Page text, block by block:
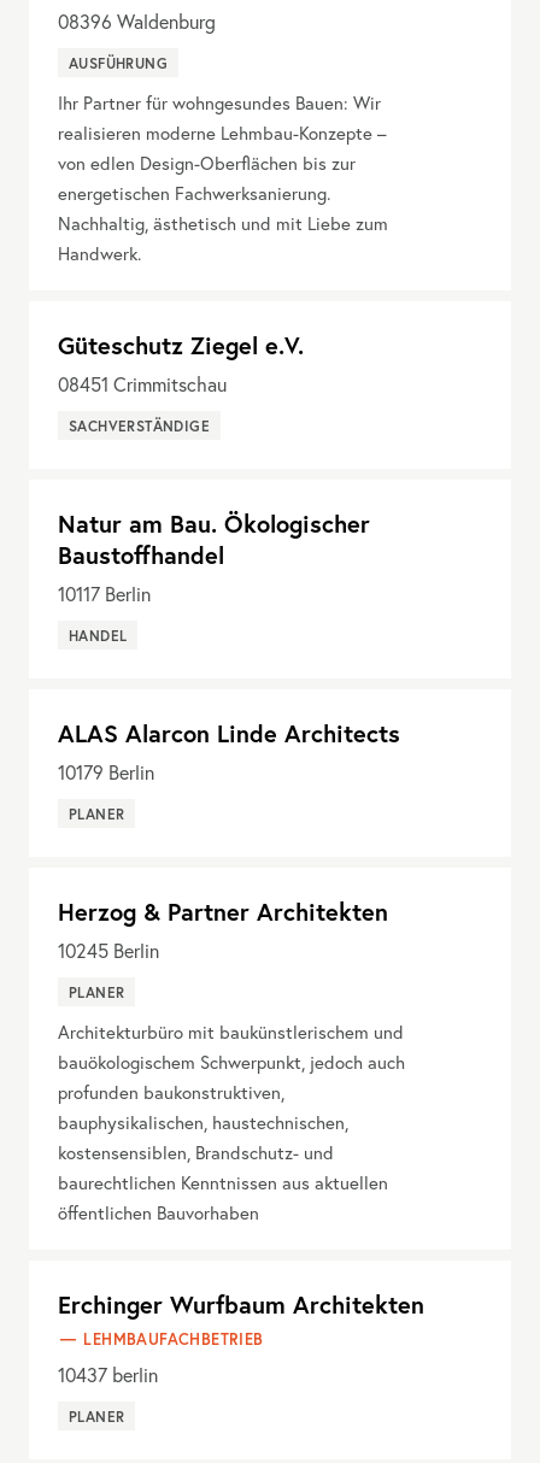
08396 Waldenburg
AUSFÜHRUNG
Ihr Partner für wohngesundes Bauen: Wir
realisieren moderne Lehmbau-Konzepte –
von edlen Design-Oberflächen bis zur
energetischen Fachwerksanierung.
Nachhaltig, ästhetisch und mit Liebe zum
Handwerk.
Güteschutz Ziegel e.V.
08451 Crimmitschau
SACHVERSTÄNDIGE
Natur am Bau. Ökologischer
Baustoffhandel
10117 Berlin
HANDEL
ALAS Alarcon Linde Architects
10179 Berlin
PLANER
Herzog & Partner Architekten
10245 Berlin
PLANER
Architekturbüro mit baukünstlerischem und
bauökologischem Schwerpunkt, jedoch auch
profunden baukonstruktiven,
bauphysikalischen, haustechnischen,
kostensensiblen, Brandschutz- und
baurechtlichen Kenntnissen aus aktuellen
öffentlichen Bauvorhaben
Erchinger Wurfbaum Architekten
LEHMBAUFACHBETRIEB
10437 berlin
PLANER